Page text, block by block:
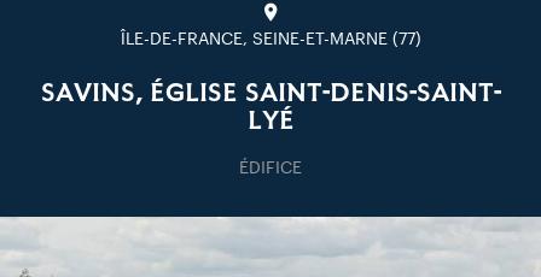
ÎLE-DE-FRANCE, SEINE-ET-MARNE (77)
SAVINS, ÉGLISE SAINT-DENIS-SAINT-
LYÉ
ÉDIFICE